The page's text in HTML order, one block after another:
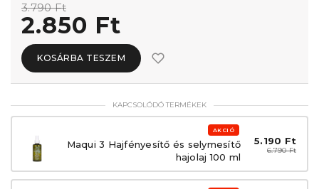
3.790 Ft
2.850 Ft
KOSÁRBA TESZEM
KAPCSOLÓDÓ TERMÉKEK
AKCIÓ
Maqui 3 Hajfényesítő és selymesítő
hajolaj 100 ml
5.190 Ft
6.790 Ft